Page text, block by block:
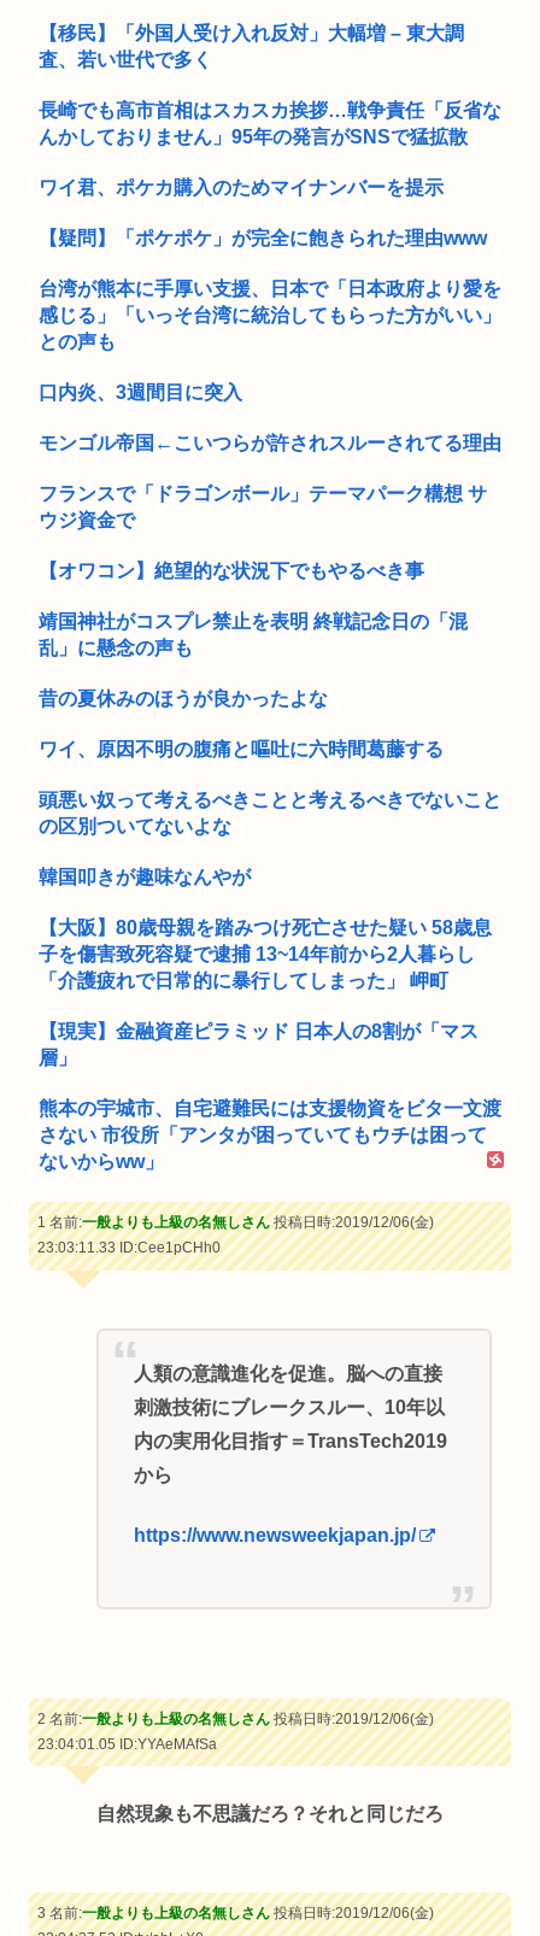
が真の阿...
BGMにし...
ペルソナ、お尻ゲームnikkeとコラボしたのに全くケツを揺ら
ィギ...
息子がウザすぎる。こいつのせいで嫁との日々が薄れてるんだ
【移民】「外国人受け入れ反対」大幅増 – 東大調
査、若い世代で多く
長崎でも高市首相はスカスカ挨拶…戦争責任「反省な
んかしておりません」95年の発言がSNSで猛拡散
ワイ君、ポケカ購入のためマイナンバーを提示
【疑問】「ポケポケ」が完全に飽きられた理由www
台湾が熊本に手厚い支援、日本で「日本政府より愛を
感じる」「いっそ台湾に統治してもらった方がいい」
との声も
口内炎、3週間目に突入
モンゴル帝国←こいつらが許されスルーされてる理由
フランスで「ドラゴンボール」テーマパーク構想 サ
ウジ資金で
【オワコン】絶望的な状況下でもやるべき事
靖国神社がコスプレ禁止を表明 終戦記念日の「混
乱」に懸念の声も
昔の夏休みのほうが良かったよな
ワイ、原因不明の腹痛と嘔吐に六時間葛藤する
頭悪い奴って考えるべきことと考えるべきでないこと
の区別ついてないよな
韓国叩きが趣味なんやが
【大阪】80歳母親を踏みつけ死亡させた疑い 58歳息
子を傷害致死容疑で逮捕 13~14年前から2人暮らし
「介護疲れで日常的に暴行してしまった」 岬町
【現実】金融資産ピラミッド 日本人の8割が「マス
層」
熊本の宇城市、自宅避難民には支援物資をビタ一文渡
さない 市役所「アンタが困っていてもウチは困って
ないからww」
1 名前:一般よりも上級の名無しさん投稿日時:2019/12/06(金)
23:03:11.33ID:Cee1pCHh0
人類の意識進化を促進。脳への直接
刺激技術にブレークスルー、10年以
内の実用化目指す＝TransTech2019
から
https://www.newsweekjapan.jp/
2 名前:一般よりも上級の名無しさん投稿日時:2019/12/06(金)
23:04:01.05ID:YYAeMAfSa
自然現象も不思議だろ？それと同じだろ
3 名前:一般よりも上級の名無しさん投稿日時:2019/12/06(金)